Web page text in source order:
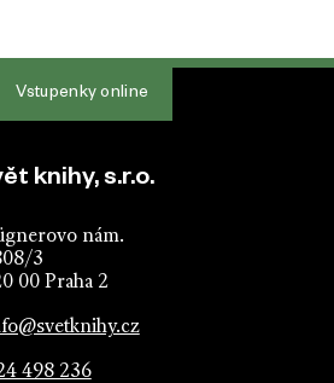
Vstupenky online
knihy, s.r.o.
nám.
3
00 Praha 2
498 236